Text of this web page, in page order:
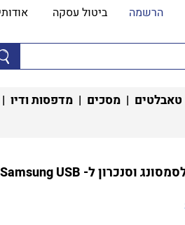
הרשמה ביטול עסקה
טאבלטים | מסכים | מדפסות ודיו |
כבל טעינה Type-C​ לסמסונג וסנכרון ל- Samsung USB